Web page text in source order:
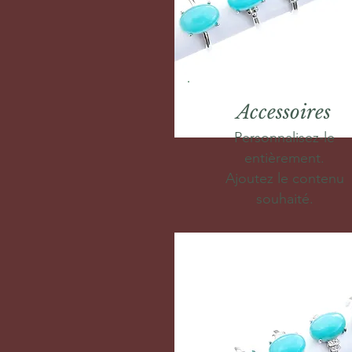
Accessoires
Personnalisez-le
entièrement.
Ajoutez le contenu
souhaité.